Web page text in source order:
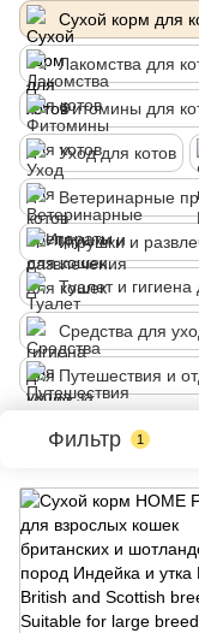
Сухой корм для
Лакомства для
Фитомины для
Уход для котов
Ветеринарные
Игрушки и
Туалет и
Средства для
Путешествия и
Фильтр 1